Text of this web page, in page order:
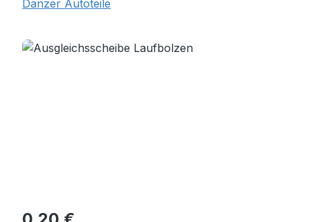
Danzer Autoteile
Bildergalerie überspringen
Regulärer Preis: